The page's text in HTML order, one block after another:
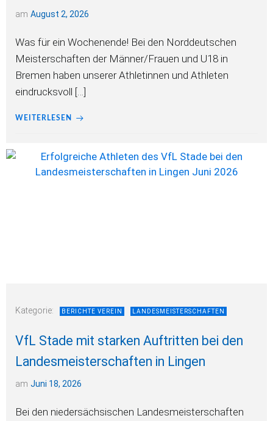
am August 2, 2026
Was für ein Wochenende! Bei den Norddeutschen
Meisterschaften der Männer/Frauen und U18 in
Bremen haben unserer Athletinnen und Athleten
eindrucksvoll […]
WEITERLESEN
Kategorie: BERICHTE VEREIN LANDESMEISTERSCHAFTEN
VfL Stade mit starken Auftritten bei den
Landesmeisterschaften in Lingen
am Juni 18, 2026
Bei den niedersächsischen Landesmeisterschaften